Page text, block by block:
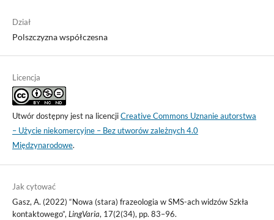
Dział
Polszczyzna współczesna
Licencja
Utwór dostępny jest na licencjiCreative Commons Uznanie autorstwa
– Użycie niekomercyjne – Bez utworów zależnych 4.0
Międzynarodowe.
Jak cytować
Gasz, A. (2022) “Nowa (stara) frazeologia w SMS-ach widzów Szkła
kontaktowego”, LingVaria, 17(2(34), pp. 83–96.